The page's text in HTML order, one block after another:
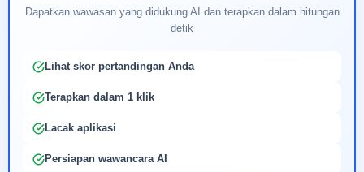
Dapatkan wawasan yang didukung AI dan terapkan dalam hitungan
detik
Lihat skor pertandingan Anda
Terapkan dalam 1 klik
Lacak aplikasi
Persiapan wawancara AI